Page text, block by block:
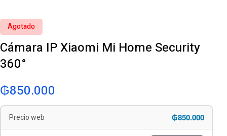
Agotado
Cámara IP Xiaomi Mi Home Security
360°
₲850.000
Precio web ₲850.000